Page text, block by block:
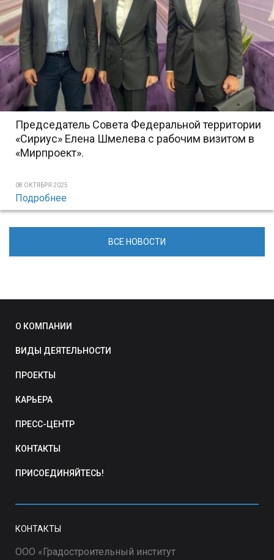
Председатель Совета Федеральной территории
«Сириус» Елена Шмелева с рабочим визитом в
«Мирпроект».
08 ОКТЯБРЯ 2025
Подробнее
ВСЕ НОВОСТИ
О КОМПАНИИ
ВИДЫ ДЕЯТЕЛЬНОСТИ
ПРОЕКТЫ
КАРЬЕРА
ПРЕСС-ЦЕНТР
КОНТАКТЫ
ПРИСОЕДИНЯЙТЕСЬ!
КОНТАКТЫ
ООО «Градостроительный институт